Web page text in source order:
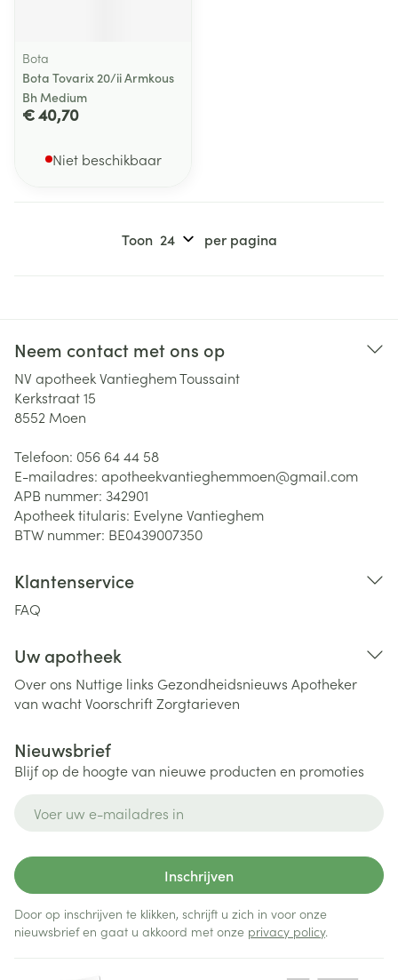
Bota
Bota Tovarix 20/ii Armkous
Bh Medium
€ 40,70
Niet beschikbaar
Toon per pagina
Neem contact met ons op
NV apotheek Vantieghem Toussaint
Kerkstraat 15
8552 Moen
Telefoon: 056 64 44 58
E-mailadres: apotheekvantieghemmoen@gmail.com
APB nummer: 342901
Apotheek titularis: Evelyne Vantieghem
BTW nummer: BE0439007350
Klantenservice
FAQ
Uw apotheek
Over ons Nuttige links Gezondheidsnieuws Apotheker
van wachtVoorschriftZorgtarieven
Nieuwsbrief
Blijf op de hoogte van nieuwe producten en promoties
Inschrijven
Door op inschrijven te klikken, schrijft u zich in voor onze
nieuwsbrief en gaat u akkoord met onze privacy policy.